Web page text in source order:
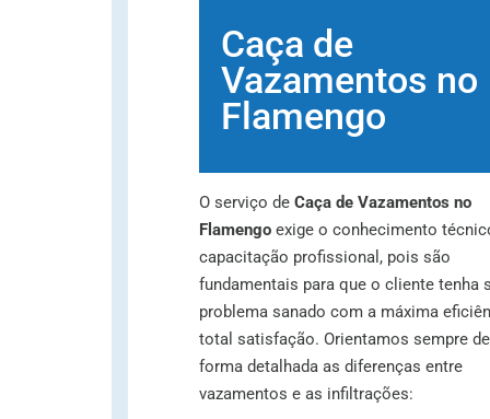
Caça de
Vazamentos no
Flamengo
O serviço de Caça de Vazamentos no
Flamengo exige o conhecimento
capacitação profissional, pois são
fundamentais para que o cliente tenha
problema sanado com a máxima
total satisfação. Orientamos sempre de
forma detalhada as diferenças entre
vazamentos e as infiltrações: